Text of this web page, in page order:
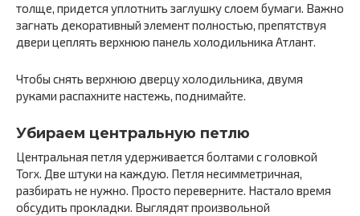
толще, придется уплотнить заглушку слоем бумаги. Важно
загнать декоративный элемент полностью, препятствуя
двери цеплять верхнюю панель холодильника Атлант.
Чтобы снять верхнюю дверцу холодильника, двумя
руками распахните настежь, поднимайте.
Убираем центральную петлю
Центральная петля удерживается болтами с головкой
Torx. Две штуки на каждую. Петля несимметричная,
разбирать не нужно. Просто переверните. Настало время
обсудить прокладки. Выглядят произвольной